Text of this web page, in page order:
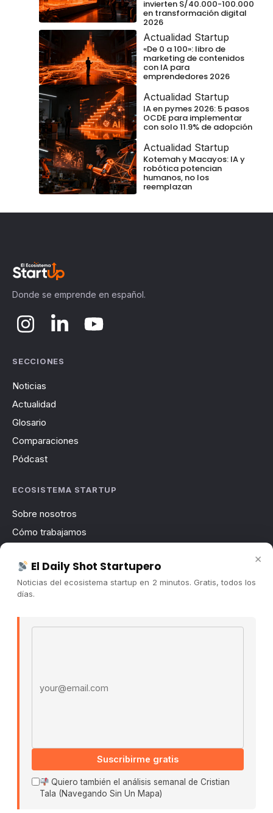
invierten S/40.000-100.000
en transformación digital
2026
Actualidad Startup
«De 0 a 100»: libro de
marketing de contenidos
con IA para
emprendedores 2026
Actualidad Startup
IA en pymes 2026: 5 pasos
OCDE para implementar
con solo 11.9% de adopción
Actualidad Startup
Kotemah y Macayos: IA y
robótica potencian
humanos, no los
reemplazan
Donde se emprende en español.
SECCIONES
Noticias
Actualidad
Glosario
Comparaciones
Pódcast
ECOSISTEMA STARTUP
Sobre nosotros
Cómo trabajamos
Contacto
Publicidad
Es La Hora de Aprender ↗
Políticas De Privacidad · Términos De Uso
×
El Daily Shot Startupero
Noticias del ecosistema startup en 2 minutos. Gratis, todos los
días.
Suscribirme gratis
Quiero también el análisis semanal de Cristian
Tala (Navegando Sin Un Mapa)